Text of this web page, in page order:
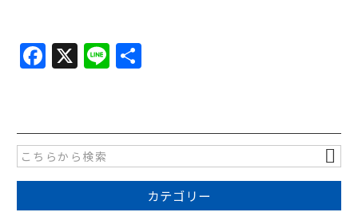
F
e
b
o
X Li
カテゴリー